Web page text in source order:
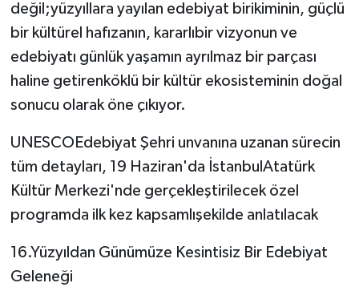
değil;yüzyıllara yayılan edebiyat birikiminin, güçlü
bir kültürel hafızanın, kararlıbir vizyonun ve
edebiyatı günlük yaşamın ayrılmaz bir parçası
haline getirenköklü bir kültür ekosisteminin doğal
sonucu olarak öne çıkıyor.
UNESCOEdebiyat Şehri unvanına uzanan sürecin
tüm detayları, 19 Haziran'da İstanbulAtatürk
Kültür Merkezi'nde gerçekleştirilecek özel
programda ilk kez kapsamlışekilde anlatılacak
16.Yüzyıldan Günümüze Kesintisiz Bir Edebiyat
Geleneği